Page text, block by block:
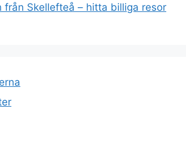
från Skellefteå – hitta billiga resor